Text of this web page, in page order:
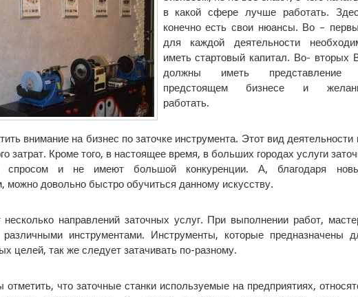
в какой сфере лучше работать.
конечно есть свои нюансы. Во –
для каждой деятельности
иметь стартовый капитал. Во- вторых
должны иметь представление
предстоящем бизнесе и
работать.
внимание на бизнес по заточке инструмента. Этот вид деятельности
затрат. Кроме того, в настоящее время, в больших городах услуги
спросом и не имеют большой конкуренции. А, благодаря
можно довольно быстро обучиться данному искусству.
направлений заточных услуг. При выполнении работ,
различными инструментами. Инструменты, которые предназначены
целей, так же следует затачивать по-разному.
отметить, что заточные станки используемые на предприятиях,